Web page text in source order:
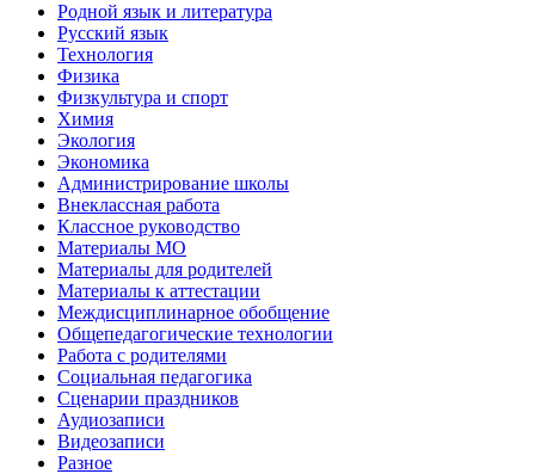
Родной язык и литература
Русский язык
Технология
Физика
Физкультура и спорт
Химия
Экология
Экономика
Администрирование школы
Внеклассная работа
Классное руководство
Материалы МО
Материалы для родителей
Материалы к аттестации
Междисциплинарное обобщение
Общепедагогические технологии
Работа с родителями
Социальная педагогика
Сценарии праздников
Аудиозаписи
Видеозаписи
Разное